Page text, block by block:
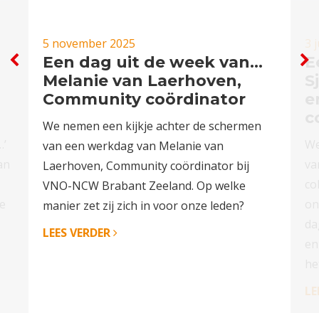
5 november 2025
Een dag uit de week van…
Melanie van Laerhoven,
Community coördinator
We nemen een kijkje achter de schermen
van een werkdag van Melanie van
Laerhoven, Community coördinator bij
VNO-NCW Brabant Zeeland. Op welke
manier zet zij zich in voor onze leden?
LEES VERDER
3